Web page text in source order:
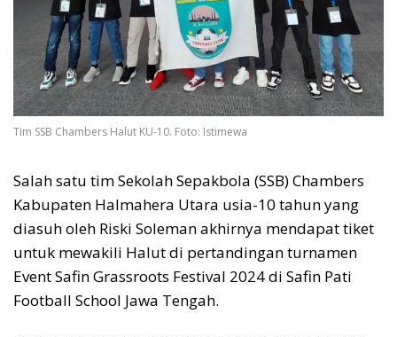
Tim SSB Chambers Halut KU-10. Foto: Istimewa
Salah satu tim Sekolah Sepakbola (SSB) Chambers
Kabupaten Halmahera Utara usia-10 tahun yang
diasuh oleh Riski Soleman akhirnya mendapat tiket
untuk mewakili Halut di pertandingan turnamen
Event Safin Grassroots Festival 2024 di Safin Pati
Football School Jawa Tengah.